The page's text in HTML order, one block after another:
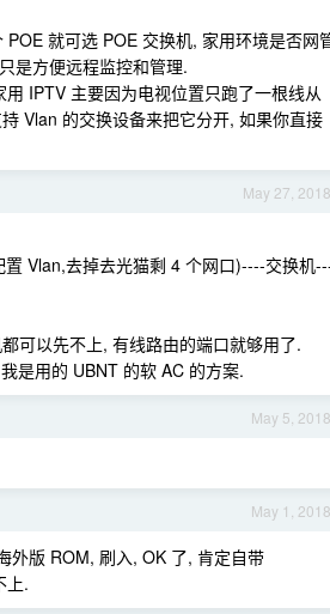
就可选 POE 交换机, 家用环境是否网
是方便远程监控和管理.
IPTV 主要因为电视位置只跑了一根线从
Vlan 的交换设备来把它分开, 如果你直接
May 27, 2018
Vlan,去掉去光猫剩 4 个网口)----交换机
可以先不上, 有线路由的端口就够用了.
是用的 UBNT 的软 AC 的方案.
May 5, 2018
May 1, 2018
外版 ROM, 刷入, OK 了, 肯定自带
上.